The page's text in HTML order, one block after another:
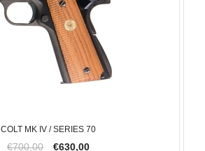
COLT MK IV / SERIES 70
€700,00 €630,00